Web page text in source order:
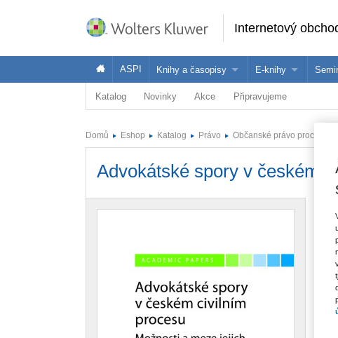
Internetový
ASPI Knihy a časopisy
Knihy
E-knihy
Jak na naše e-
Půjčit si e-knihu
Katalog Novinky Akce Připravujeme
Domů Eshop Katalog Právo Občanské právo procesní
Advokátské spory v českém